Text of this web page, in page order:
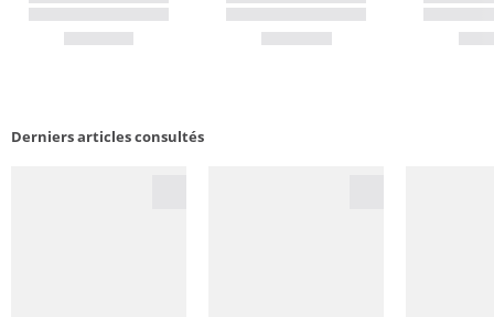
Derniers articles consultés